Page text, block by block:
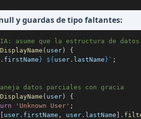
y guardas de tipo faltantes:
asume que la estructura de datos
( user)
{
. firstName} ${user . lastName} ` ;
datos parciales con gracia
( user)
{
'Unknown User' ;
[ user . firstName , user . lastName ] .